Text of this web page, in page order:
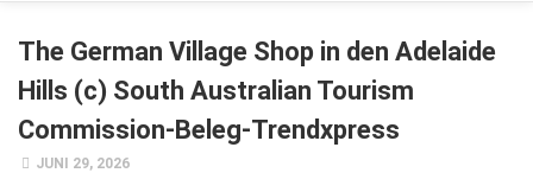
Top Gesundheitsforum Dresden / Ostsachsen
Mediadaten
Events
Genuss
Geschäft
The German Village Shop in den Adelaide
Hills (c) South Australian Tourism
Commission-Beleg-Trendxpress
JUNI 29, 2026